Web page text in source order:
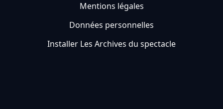
Mentions légales
Données personnelles
Installer Les Archives du spectacle